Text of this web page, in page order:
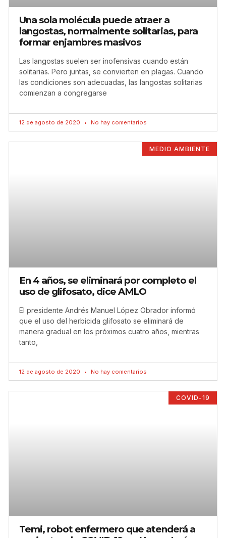
Una sola molécula puede atraer a
langostas, normalmente solitarias, para
formar enjambres masivos
Las langostas suelen ser inofensivas cuando están
solitarias. Pero juntas, se convierten en plagas. Cuando
las condiciones son adecuadas, las langostas solitarias
comienzan a congregarse
12 de agosto de 2020 No hay comentarios
MEDIO AMBIENTE
En 4 años, se eliminará por completo el
uso de glifosato, dice AMLO
El presidente Andrés Manuel López Obrador informó
que el uso del herbicida glifosato se eliminará de
manera gradual en los próximos cuatro años, mientras
tanto,
12 de agosto de 2020 No hay comentarios
COVID-19
Temi, robot enfermero que atenderá a